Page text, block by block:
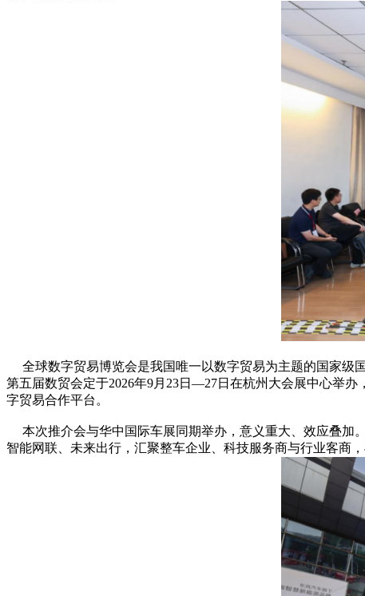
全球数字贸易博览会是我国唯一以数字贸易为主题的国家级
第五届数贸会定于2026年9月23日—27日在杭州大会展中心举
字贸易合作平台。
本次推介会与华中国际车展同期举办，意义重大、效应叠加
智能网联、未来出行，汇聚整车企业、科技服务商与行业客商